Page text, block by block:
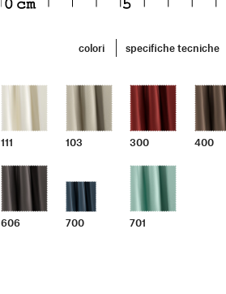
colori specifiche tecniche
111 103 300 400
606 700 701